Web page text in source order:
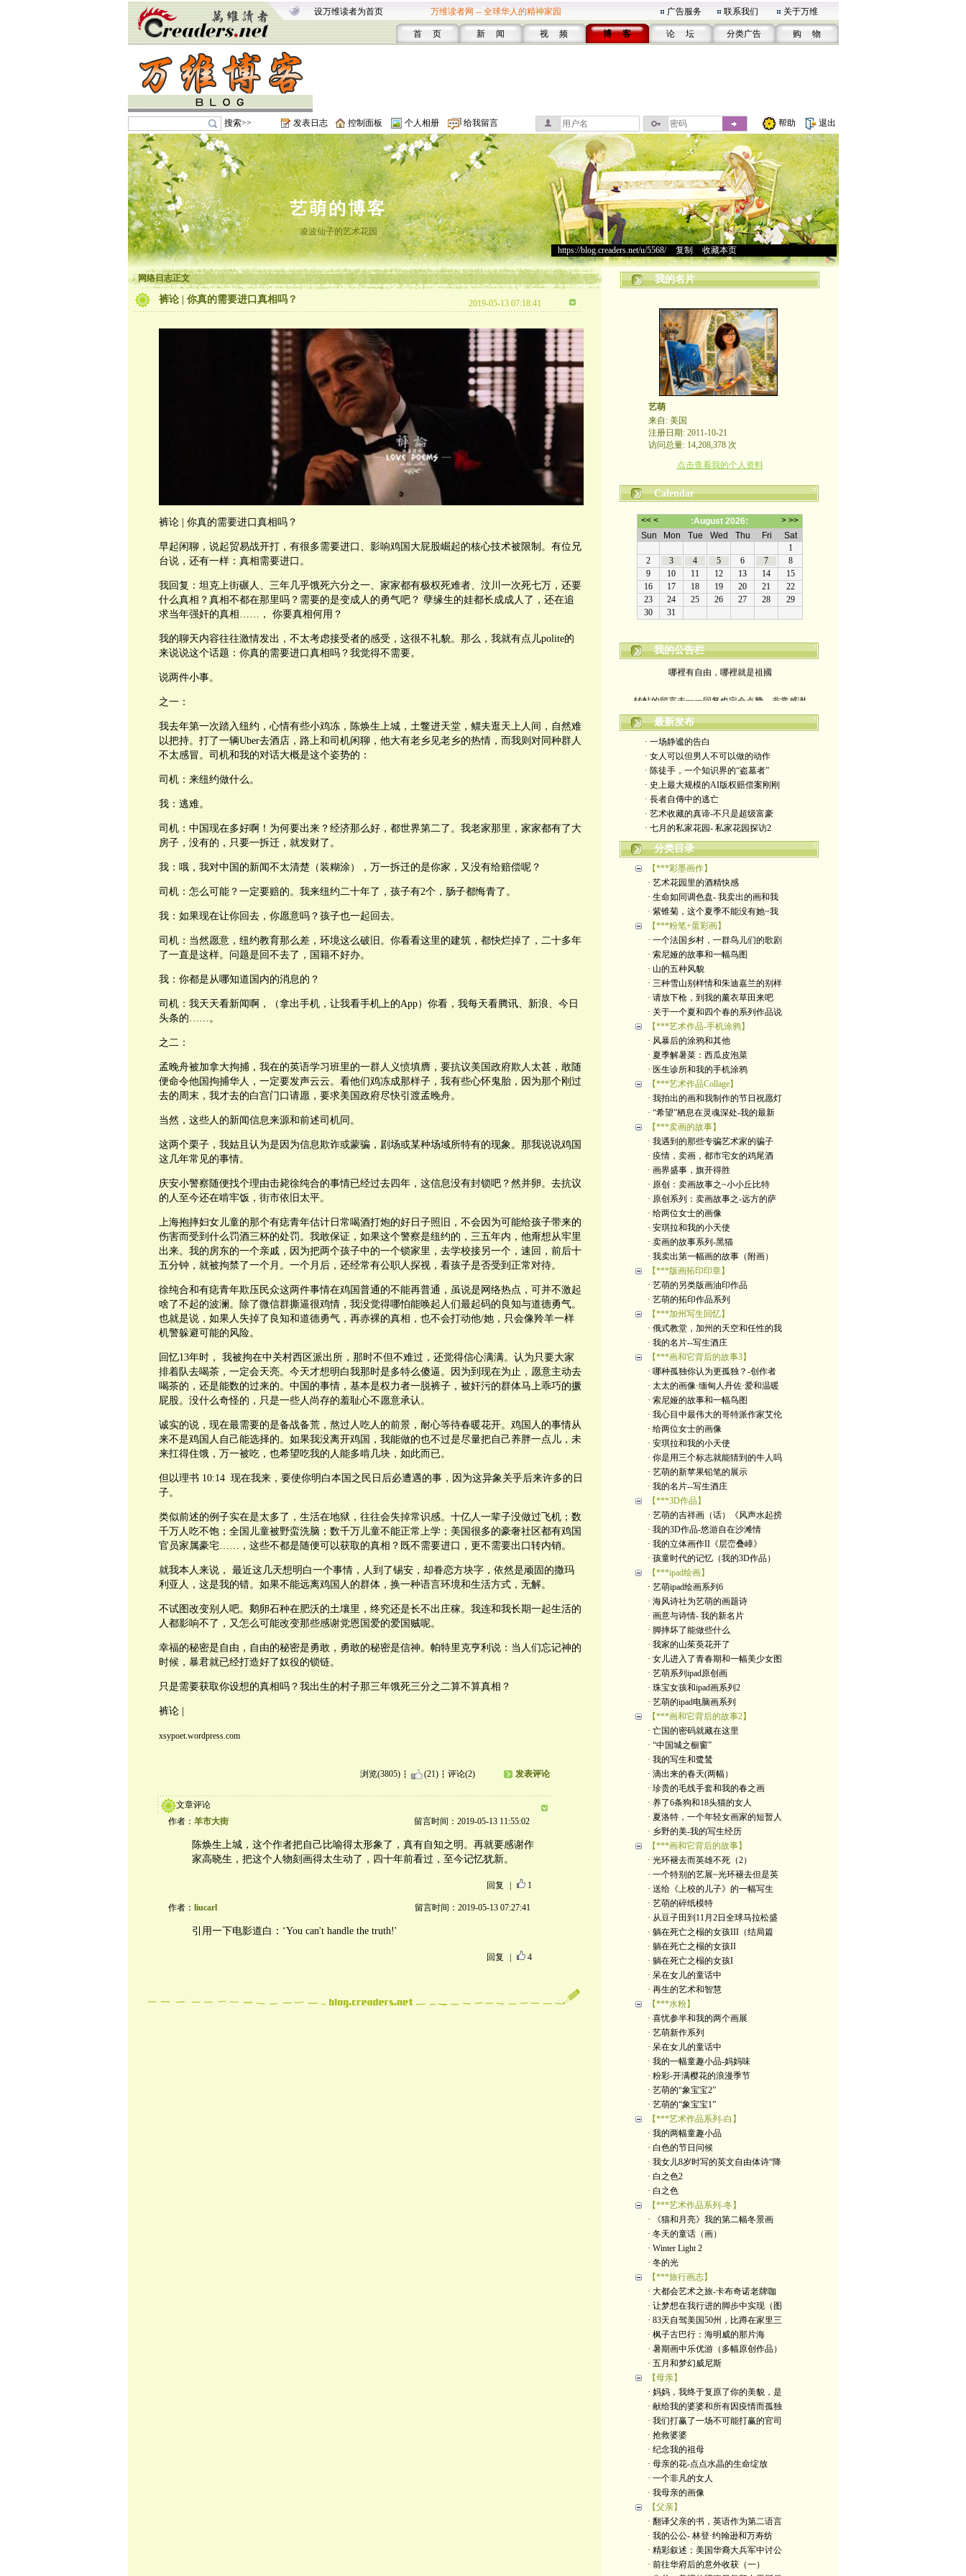
设万维读者为首页 万维读者网 -- 全球华人的精神家园 广告服务 联系我们 关于万维
首 页 新 闻 视 频 博 客 论 坛 分类广告 购 物
搜索>> 发表日志 控制面板 个人相册 给我留言 帮助 退出
艺萌的博客
凌波仙子的艺术花园
https://blog.creaders.net/u/5568/> 复制 收藏本页
网络日志正文
裤论 | 你真的需要进口真相吗？ 2019-05-13 07:18:41
裤论 | 你真的需要进口真相吗？
早起闲聊，说起贸易战开打，有很多需要进口、影响鸡国大屁股崛起的核心技术被限制。有位兄
台说，还有一样：真相需要进口。
我回复：坦克上街碾人、三年几乎饿死六分之一、家家都有极权死难者、汶川一次死七万，还要
什么真相？真相不都在那里吗？需要的是变成人的勇气吧？ 孽缘生的娃都长成成人了，还在追
求当年强奸的真相……， 你要真相何用？
我的聊天内容往往激情发出，不太考虑接受者的感受，这很不礼貌。那么，我就有点儿polite的
来说说这个话题：你真的需要进口真相吗？我觉得不需要。
说两件小事。
之一：
我去年第一次踏入纽约，心情有些小鸡冻，陈焕生上城，土鳖进天堂，鳏夫逛天上人间，自然难
以把持。打了一辆Uber去酒店，路上和司机闲聊，他大有老乡见老乡的热情，而我则对同种群人
不太感冒。司机和我的对话大概是这个姿势的：
司机：来纽约做什么。
我：逃难。
司机：中国现在多好啊！为何要出来？经济那么好，都世界第二了。我老家那里，家家都有了大
房子，没有的，只要一拆迁，就发财了。
我：哦，我对中国的新闻不太清楚（装糊涂），万一拆迁的是你家，又没有给赔偿呢？
司机：怎么可能？一定要赔的。我来纽约二十年了，孩子有2个，肠子都悔青了。
我：如果现在让你回去，你愿意吗？孩子也一起回去。
司机：当然愿意，纽约教育那么差，环境这么破旧。你看看这里的建筑，都快烂掉了，二十多年
了一直是这样。问题是回不去了，国籍不好办。
我：你都是从哪知道国内的消息的？
司机：我天天看新闻啊，（拿出手机，让我看手机上的App）你看，我每天看腾讯、新浪、今日
头条的……。
之二：
孟晚舟被加拿大拘捕，我在的英语学习班里的一群人义愤填膺，要抗议美国政府欺人太甚，敢随
便命令他国拘捕华人，一定要发声云云。看他们鸡冻成那样子，我有些心怀鬼胎，因为那个刚过
去的周末，我才去的白宫门口请愿，要求美国政府尽快引渡孟晚舟。
当然，这些人的新闻信息来源和前述司机同。
这两个栗子，我姑且认为是因为信息欺诈或蒙骗，剧场或某种场域所特有的现象。那我说说鸡国
这几年常见的事情。
庆安小警察随便找个理由击毙徐纯合的事情已经过去四年，这信息没有封锁吧？然并卵。去抗议
的人至今还在啃牢饭，街市依旧太平。
上海抱摔妇女儿童的那个有痣青年估计日常喝酒打炮的好日子照旧，不会因为可能给孩子带来的
伤害而受到什么罚酒三杯的处罚。我敢保证，如果这个警察是纽约的，三五年内，他甭想从牢里
出来。我的房东的一个亲戚，因为把两个孩子中的一个锁家里，去学校接另一个，速回，前后十
五分钟，就被拘禁了一个月。一个月后，还经常有公职人探视，看孩子是否受到正常对待。
徐纯合和有痣青年欺压民众这两件事情在鸡国普通的不能再普通，虽说是网络热点，可并不激起
啥了不起的波澜。除了微信群撕逼很鸡情，我没觉得哪怕能唤起人们最起码的良知与道德勇气。
也就是说，如果人失掉了良知和道德勇气，再赤裸的真相，也不会打动他/她，只会像羚羊一样
机警躲避可能的风险。
回忆13年时， 我被拘在中关村西区派出所，那时不但不难过，还觉得信心满满。认为只要大家
排着队去喝茶，一定会天亮。今天才想明白我那时是多特么傻逼。因为到现在为止，愿意主动去
喝茶的，还是能数的过来的。中国的事情，基本是权力者一脱裤子，被奸污的群体马上乖巧的撅
屁股。没什么奇怪的，只是一些人尚存的羞耻心不愿意承认。
诚实的说，现在最需要的是备战备荒，熬过人吃人的前景，耐心等待春暖花开。鸡国人的事情从
来不是鸡国人自己能选择的。如果我没离开鸡国，我能做的也不过是尽量把自己养胖一点儿，未
来扛得住饿，万一被吃，也希望吃我的人能多啃几块，如此而已。
但以理书 10:14 现在我来，要使你明白本国之民日后必遭遇的事，因为这异象关乎后来许多的日
子。
类似前述的例子实在是太多了，生活在地狱，往往会失掉常识感。十亿人一辈子没做过飞机；数
千万人吃不饱；全国儿童被野蛮洗脑；数千万儿童不能正常上学；美国很多的豪奢社区都有鸡国
官员家属豪宅……，这些不都是随便可以获取的真相？既不需要进口，更不需要出口转内销。
就我本人来说， 最近这几天想明白一个事情，人到了锡安，却眷恋方块字，依然是顽固的撒玛
利亚人，这是我的错。如果不能远离鸡国人的群体，换一种语言环境和生活方式，无解。
不试图改变别人吧。鹅卵石种在肥沃的土壤里，终究还是长不出庄稼。我连和我长期一起生活的
人都影响不了，又怎么可能改变那些感谢党恩国爱的爱国贼呢。
幸福的秘密是自由，自由的秘密是勇敢，勇敢的秘密是信神。帕特里克亨利说：当人们忘记神的
时候，暴君就已经打造好了奴役的锁链。
只是需要获取你设想的真相吗？我出生的村子那三年饿死三分之二算不算真相？
裤论 |
xsypoet.wordpress.com
浏览(3805) (21) 评论(2) 发表评论
文章评论
作者： 羊市大街 留言时间：2019-05-13 11:55:02
陈焕生上城，这个作者把自己比喻得太形象了，真有自知之明。再就要感谢作
家高晓生，把这个人物刻画得太生动了，四十年前看过，至今记忆犹新。
回复 1
作者： liucarl 留言时间：2019-05-13 07:27:41
引用一下电影道白：‘You can't handle the truth!'
回复 4
我的名片
艺萌
来自: 美国
注册日期: 2011-10-21
访问总量: 14,208,378 次
点击查看我的个人资料
Calendar
我的公告栏
哪裡有自由，哪裡就是祖國
yimengling53@yahoo.com
有意收藏者请私信我，感谢一贯支持
政治转载不一定代表本人意见
艺术博客：https://yimengl.blog
目录中标注星号的为本人艺术原创
最新发布
· 一场静谧的告白
· 女人可以但男人不可以做的动作
· 陈徒手，一个知识界的“盗墓者”
· 史上最大规模的AI版权赔偿案刚刚
· 長者自傳中的逃亡
· 艺术收藏的真谛-不只是超级富豪
· 七月的私家花园- 私家花园探访2
分类目录
【***彩墨画作】
· 艺术花园里的酒精快感
· 生命如同调色盘- 我卖出的画和我
· 紫锥菊，这个夏季不能没有她~我
【***粉笔+蛋彩画】
· 一个法国乡村，一群鸟儿们的歌剧
· 索尼娅的故事和一幅鸟图
· 山的五种风貌
· 三种雪山别样情和朱迪嘉兰的别样
· 请放下枪，到我的薰衣草田来吧
· 关于一个夏和四个春的系列作品说
【***艺术作品-手机涂鸦】
· 风暴后的涂鸦和其他
· 夏季解暑菜：西瓜皮泡菜
· 医生诊所和我的手机涂鸦
【***艺术作品Collage】
· 我拍出的画和我制作的节日祝愿灯
· “希望”栖息在灵魂深处-我的最新
【***卖画的故事】
· 我遇到的那些专骗艺术家的骗子
· 疫情，卖画，都市宅女的鸡尾酒
· 画界盛事，旗开得胜
· 原创：卖画故事之~小小丘比特
· 原创系列：卖画故事之-远方的萨
· 给两位女士的画像
· 安琪拉和我的小天使
· 卖画的故事系列-黑猫
· 我卖出第一幅画的故事（附画）
【***版画拓印印章】
· 艺萌的另类版画油印作品
· 艺萌的拓印作品系列
【***加州写生回忆】
· 俄式教堂，加州的天空和任性的我
· 我的名片--写生酒庄
【***画和它背后的故事3】
· 哪种孤独你认为更孤独？-创作者
· 太太的画像·缅甸人丹佐·爱和温暖
· 索尼娅的故事和一幅鸟图
· 我心目中最伟大的哥特派作家艾伦
· 给两位女士的画像
· 安琪拉和我的小天使
· 你是用三个标志就能猜到的牛人吗
· 艺萌的新苹果铅笔的展示
· 我的名片--写生酒庄
【***3D作品】
· 艺萌的吉祥画（话）《风声水起捞
· 我的3D作品-悠游自在沙滩情
· 我的立体画作II《层峦叠嶂》
· 孩童时代的记忆（我的3D作品）
【***ipad绘画】
· 艺萌ipad绘画系列6
· 海风诗社为艺萌的画题诗
· 画意与诗情- 我的新名片
· 脚摔坏了能做些什么
· 我家的山茱萸花开了
· 女儿进入了青春期和一幅美少女图
· 艺萌系列ipad原创画
· 珠宝女孩和ipad画系列2
· 艺萌的ipad电脑画系列
【***画和它背后的故事2】
· 亡国的密码就藏在这里
· “中国城之橱窗”
· 我的写生和鹭鸶
· 滴出来的春天(两幅）
· 珍贵的毛线手套和我的春之画
· 养了6条狗和18头猫的女人
· 夏洛特，一个年轻女画家的短暂人
· 乡野的美-我的写生经历
【***画和它背后的故事】
· 光环褪去而英雄不死（2）
· 一个特别的艺展~光环褪去但是英
· 送给《上校的儿子》的一幅写生
· 艺萌的碎纸模特
· 从豆子田到11月2日全球马拉松盛
· 躺在死亡之榻的女孩III（结局篇
· 躺在死亡之榻的女孩II
· 躺在死亡之榻的女孩I
· 呆在女儿的童话中
· 再生的艺术和智慧
【***水粉】
· 喜忧参半和我的两个画展
· 艺萌新作系列
· 呆在女儿的童话中
· 我的一幅童趣小品-妈妈味
· 粉彩-开满樱花的浪漫季节
· 艺萌的“象宝宝2”
· 艺萌的“象宝宝1”
【***艺术作品系列-白】
· 我的两幅童趣小品
· 白色的节日问候
· 我女儿8岁时写的英文自由体诗“降
· 白之色2
· 白之色
【***艺术作品系列-冬】
· 《猫和月亮》我的第二幅冬景画
· 冬天的童话（画）
· Winter Light 2
· 冬的光
【***旅行画志】
· 大都会艺术之旅-卡布奇诺老牌咖
· 让梦想在我行进的脚步中实现（图
· 83天自驾美国50州，比蹲在家里三
· 枫子古巴行：海明威的那片海
· 暑期画中乐优游（多幅原创作品）
· 五月和梦幻威尼斯
【母亲】
· 妈妈，我终于复原了你的美貌，是
· 献给我的婆婆和所有因疫情而孤独
· 我们打赢了一场不可能打赢的官司
· 抢救婆婆
· 纪念我的祖母
· 母亲的花-点点水晶的生命绽放
· 一个非凡的女人
· 我母亲的画像
【父亲】
· 翻译父亲的书，英语作为第二语言
· 我的公公- 林登·约翰逊和万寿纺
· 精彩叙述：美国华裔大兵军中讨公
· 前往华府后的意外收获（一）